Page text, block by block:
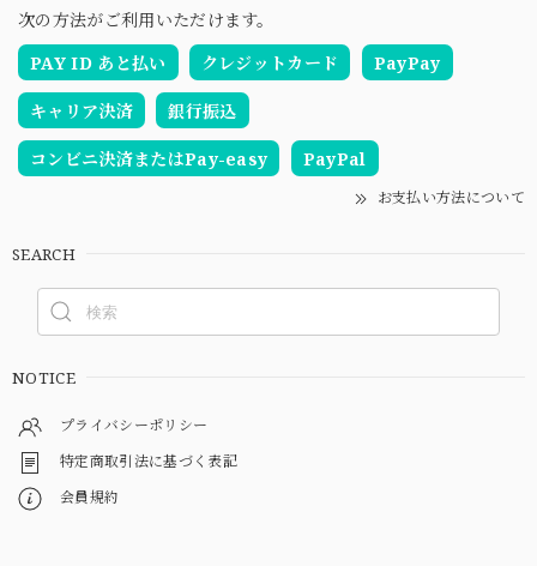
次の方法がご利用いただけます。
PAY ID あと払い
クレジットカード PayPay
キャリア決済 銀行振込
コンビニ決済またはPay-easy PayPal
お支払い方法について
SEARCH
NOTICE
プライバシーポリシー
特定商取引法に基づく表記
会員規約